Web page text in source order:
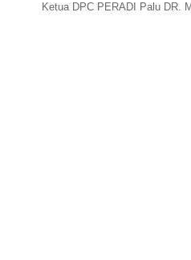
Ketua DPC PERADI Palu DR.